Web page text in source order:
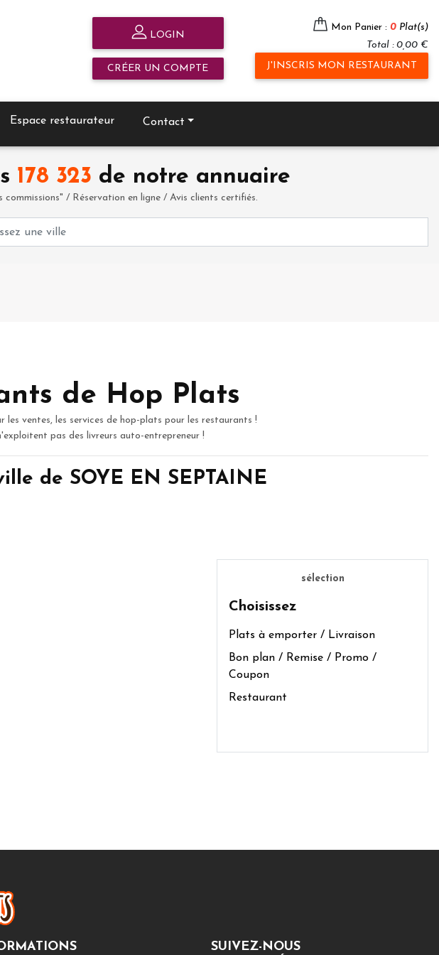
LOGIN
CRÉER UN COMPTE
Mon Panier : 0 Plat(s)
Total : 0,00 €
J'INSCRIS MON RESTAURANT
Espace restaurateur Contact
178 323 de notre annuaire
/ Réservation en ligne / Avis clients certifiés.
de Hop Plats
ventes, les services de hop-plats pour les restaurants !
pas des livreurs auto-entrepreneur !
de SOYE EN SEPTAINE
sélection
Choisissez
Plats à emporter / Livraison
Bon plan / Remise / Promo /
Coupon
Restaurant
SUIVEZ-NOUS